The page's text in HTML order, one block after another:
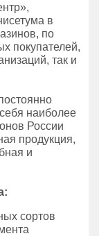
в
по
покупателей,
так и
наиболее
России
продукция,
и
сортов